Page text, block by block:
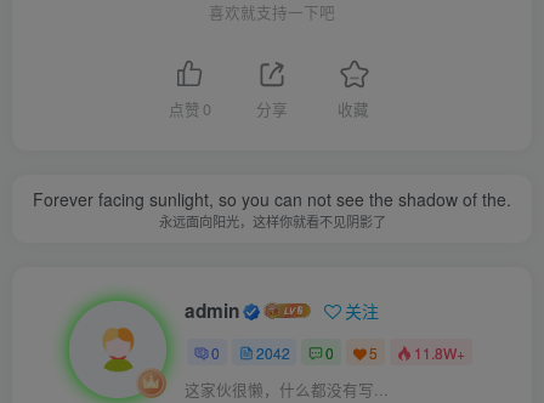
喜欢就支持一下吧
点赞 0 分享 收藏
Forever facing sunlight, so you can not see the shadow of the.
永远面向阳光，这样你就看不见阴影了
admin 关注
0 2042 0 5 11.8W+
这家伙很懒，什么都没有写...